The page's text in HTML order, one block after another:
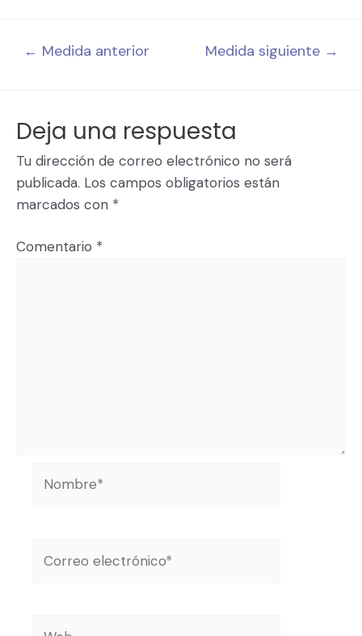
← Medida anterior Medida siguiente →
Deja una respuesta
Tu dirección de correo electrónico no será
publicada. Los campos obligatorios están
marcados con *
Comentario *